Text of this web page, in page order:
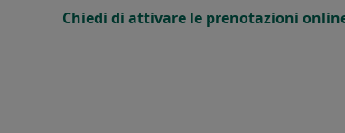
Chiedi di attivare le prenotazioni